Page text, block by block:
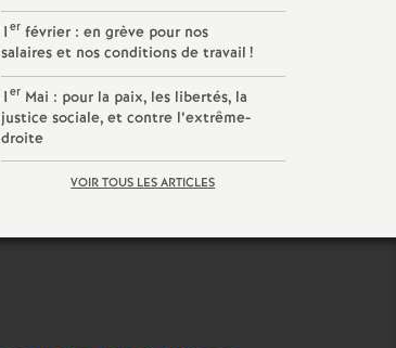
1erfévrier : en grève pour nos
salaires et nos conditions de travail !
1erMai : pour la paix, les libertés, la
justice sociale, et contre l’extrême-
droite
VOIR TOUS LES ARTICLES